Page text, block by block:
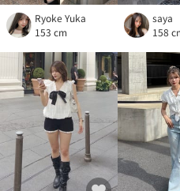
Ryoke Yuka
153 cm
saya
158